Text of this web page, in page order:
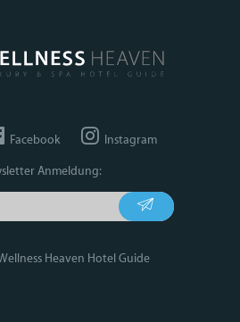
Facebook Instagram
Anmeldung:
Heaven Hotel Guide